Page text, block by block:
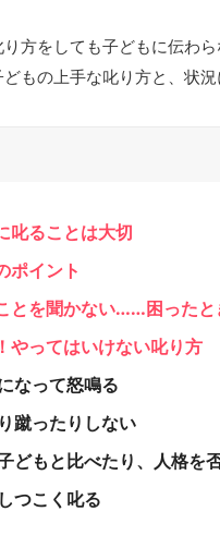
方をしても子どもに伝わ
もの上手な叱り方と、状
叱ることは大切
ポイント
とを聞かない……困ったと
やってはいけない叱り方
なって怒鳴る
蹴ったりしない
どもと比べたり、人格を
つこく叱る